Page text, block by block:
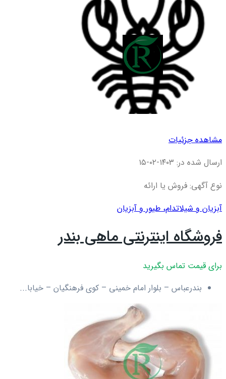
مشاهده جزئیات
ارسال شده در: ۱۴۰۳-۰۲-۱۵
نوع آگهی: فروش یا ارائه
آبزیان و شیلاتدام، طیور و آبزیان
فروشگاه اینترنتی ماهی بندر
برای قیمت تماس بگیرید
بندرعباس – بلوار امام خمینی – کوی فرهنگیان – خیابا...